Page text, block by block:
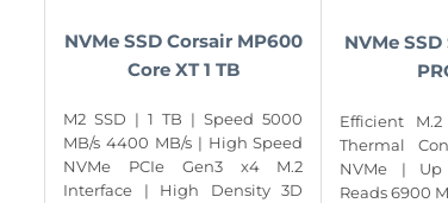
NVMe SSD Corsair MP600
Core XT 1 TB
M2 SSD | 1 TB | Speed 5000
MB/s 4400 MB/s | High Speed
NVMe PCIe Gen3 x4 M.2
Interface | High Density 3D
NVMe
Efficient
Thermal
NVMe |
Reads 6900